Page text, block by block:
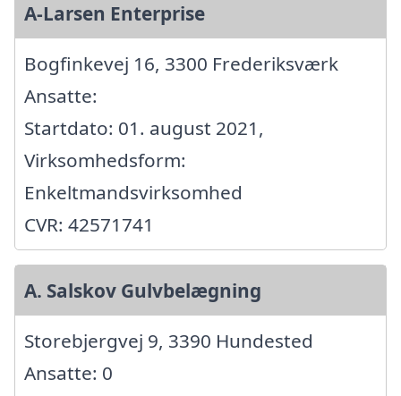
A-Larsen Enterprise
Bogfinkevej 16, 3300 Frederiksværk
Ansatte:
Startdato: 01. august 2021,
Virksomhedsform:
Enkeltmandsvirksomhed
CVR: 42571741
A. Salskov Gulvbelægning
Storebjergvej 9, 3390 Hundested
Ansatte: 0